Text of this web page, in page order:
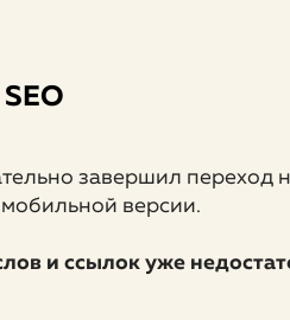
завершил переход
версии.
и ссылок уже